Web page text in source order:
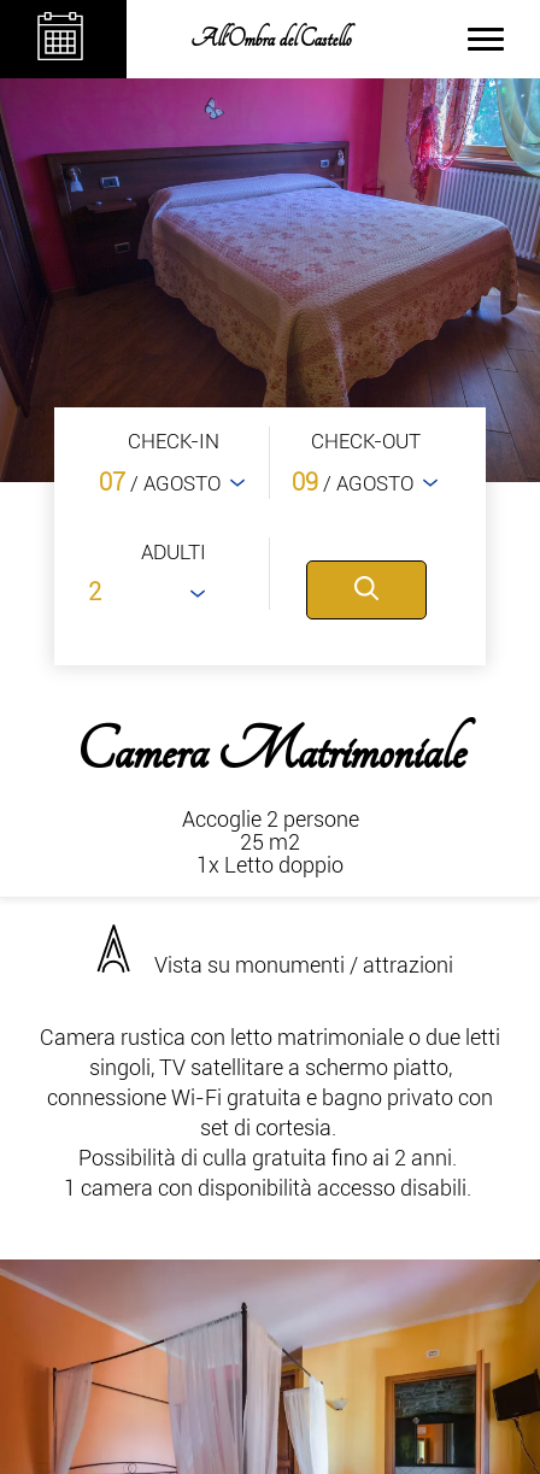
All'Ombra del Castello
CHECK-IN
07 / AGOSTO
CHECK-OUT
09 / AGOSTO
ADULTI
Camera Matrimoniale
Accoglie 2 persone
25 m2
1x Letto doppio
Vista su monumenti / attrazioni
Camera rustica con letto matrimoniale o due letti
singoli, TV satellitare a schermo piatto,
connessione Wi-Fi gratuita e bagno privato con
set di cortesia.
Possibilità di culla gratuita fino ai 2 anni.
1 camera con disponibilità accesso disabili.